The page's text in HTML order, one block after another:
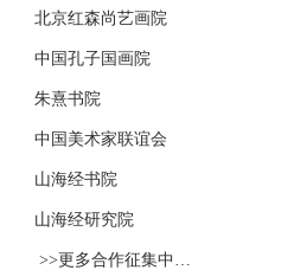
北京红森尚艺画院
中国孔子国画院
朱熹书院
中国美术家联谊会
山海经书院
山海经研究院
>>更多合作征集中…